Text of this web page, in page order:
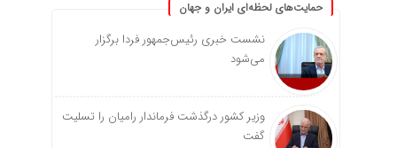
حمایت‌های لحظه‌ای ایران و جهان
نشست خبری رئیس‌جمهور فردا برگزار
می‌شود
وزیر کشور درگذشت فرماندار رامیان را تسلیت
گفت